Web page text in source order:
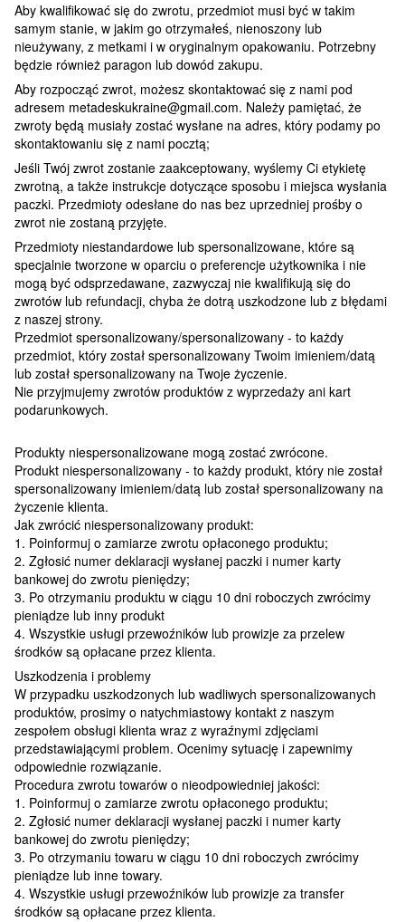
Aby kwalifikować się do zwrotu, przedmiot musi być w takim
samym stanie, w jakim go otrzymałeś, nienoszony lub
nieużywany, z metkami i w oryginalnym opakowaniu. Potrzebny
będzie również paragon lub dowód zakupu.
Aby rozpocząć zwrot, możesz skontaktować się z nami pod
adresem metadeskukraine@gmail.com. Należy pamiętać, że
zwroty będą musiały zostać wysłane na adres, który podamy po
skontaktowaniu się z nami pocztą;
Jeśli Twój zwrot zostanie zaakceptowany, wyślemy Ci etykietę
zwrotną, a także instrukcje dotyczące sposobu i miejsca wysłania
paczki. Przedmioty odesłane do nas bez uprzedniej prośby o
zwrot nie zostaną przyjęte.
Przedmioty niestandardowe lub spersonalizowane, które są
specjalnie tworzone w oparciu o preferencje użytkownika i nie
mogą być odsprzedawane, zazwyczaj nie kwalifikują się do
zwrotów lub refundacji, chyba że dotrą uszkodzone lub z błędami
z naszej strony.
Przedmiot spersonalizowany/spersonalizowany - to każdy
przedmiot, który został spersonalizowany Twoim imieniem/datą
lub został spersonalizowany na Twoje życzenie.
Nie przyjmujemy zwrotów produktów z wyprzedaży ani kart
podarunkowych.
Produkty niespersonalizowane mogą zostać zwrócone.
Produkt niespersonalizowany - to każdy produkt, który nie został
spersonalizowany imieniem/datą lub został spersonalizowany na
życzenie klienta.
Jak zwrócić niespersonalizowany produkt:
1. Poinformuj o zamiarze zwrotu opłaconego produktu;
2. Zgłosić numer deklaracji wysłanej paczki i numer karty
bankowej do zwrotu pieniędzy;
3. Po otrzymaniu produktu w ciągu 10 dni roboczych zwrócimy
pieniądze lub inny produkt
4. Wszystkie usługi przewoźników lub prowizje za przelew
środków są opłacane przez klienta.
Uszkodzenia i problemy
W przypadku uszkodzonych lub wadliwych spersonalizowanych
produktów, prosimy o natychmiastowy kontakt z naszym
zespołem obsługi klienta wraz z wyraźnymi zdjęciami
przedstawiającymi problem. Ocenimy sytuację i zapewnimy
odpowiednie rozwiązanie.
Procedura zwrotu towarów o nieodpowiedniej jakości:
1. Poinformuj o zamiarze zwrotu opłaconego produktu;
2. Zgłosić numer deklaracji wysłanej paczki i numer karty
bankowej do zwrotu pieniędzy;
3. Po otrzymaniu towaru w ciągu 10 dni roboczych zwrócimy
pieniądze lub inne towary.
4. Wszystkie usługi przewoźników lub prowizje za transfer
środków są opłacane przez klienta.